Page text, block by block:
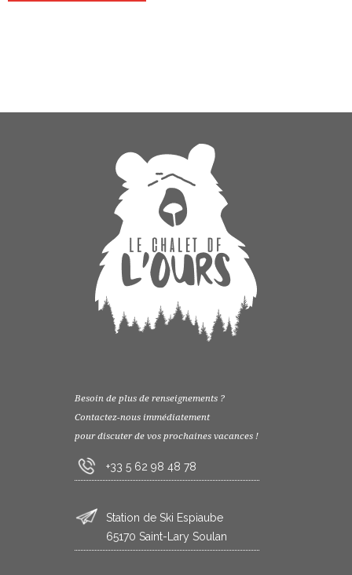
Besoin de plus de renseignements ?
Contactez-nous immédiatement
pour discuter de vos prochaines vacances !
+33 5 62 98 48 78
Station de Ski Espiaube
65170 Saint-Lary Soulan